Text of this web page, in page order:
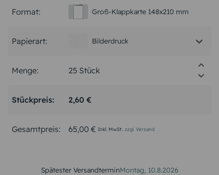
Format: Groß-Klappkarte 148x210 mm
Papierart: Bilderdruck
Menge:
Stückpreis: 2,60 €
Gesamtpreis: 65,00 € Inkl. MwSt. zzgl. Versand
Spätester VersandterminMontag, 10.8.2026